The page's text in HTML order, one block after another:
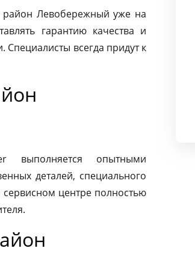
Левобережный уже на
гарантию качества и
всегда придут к
выполняется опытными
деталей, специального
центре полностью